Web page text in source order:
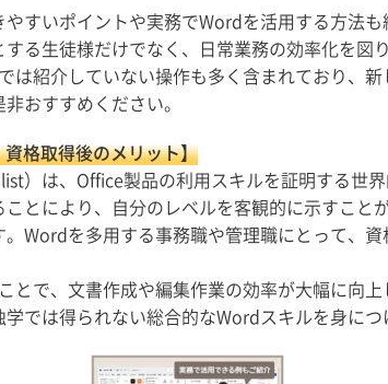
すいポイントや実務でWordを活用する方法も
る生徒様だけでなく、日常業務の効率化を図
は紹介していない操作も多く含まれており、
おすすめください。
格取得後のメリット】
）は、Office製品の利用スキルを証明する世界
とにより、自分のレベルを客観的に示すこと
Wordを多用する事務職や管理職にとって、
とで、文書作成や編集作業の効率が大幅に向
では得られない総合的なWordスキルを身につ